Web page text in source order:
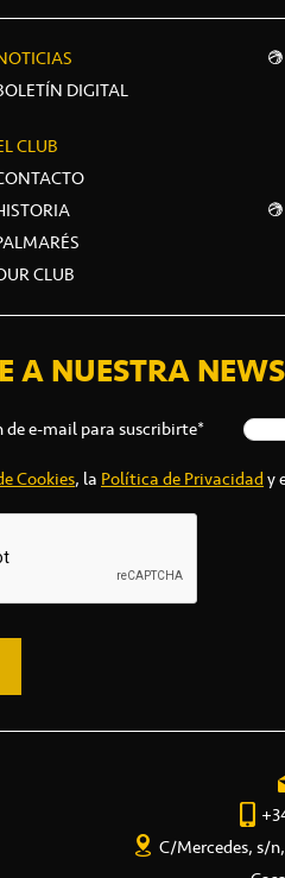
DIGITAL
CLUB
CLUB
A NUESTRA
e-mail para suscribirte*
Cookies, la Política de Privacidady
C/Mercedes, s/